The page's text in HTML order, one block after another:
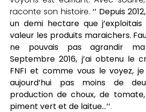
raconte son histoire. ‘’ Depuis
un demi hectare que
valeur les produits maraichers.
ne pouvais pas agrandir
Septembre 2016, j’ai obtenu le
FNFI et comme vous le voyez,
aujourd’hui pas moins de
production de choux, de
piment vert et de laitue…’’.